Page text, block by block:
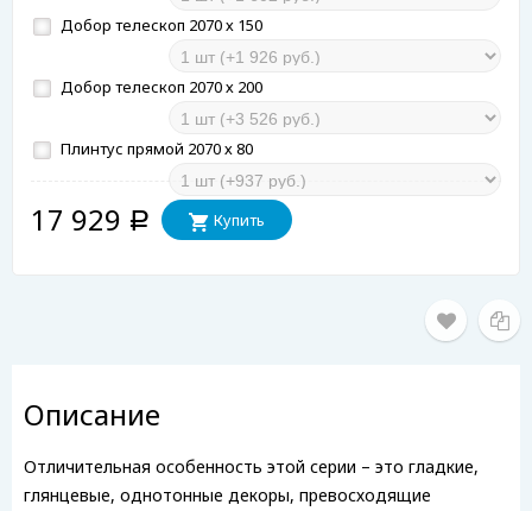
Добор телескоп 2070 х 150
Добор телескоп 2070 х 200
Плинтус прямой 2070 х 80
17 929 Р Купить
Описание
Отличительная особенность этой серии – это гладкие,
глянцевые, однотонные декоры, превосходящие